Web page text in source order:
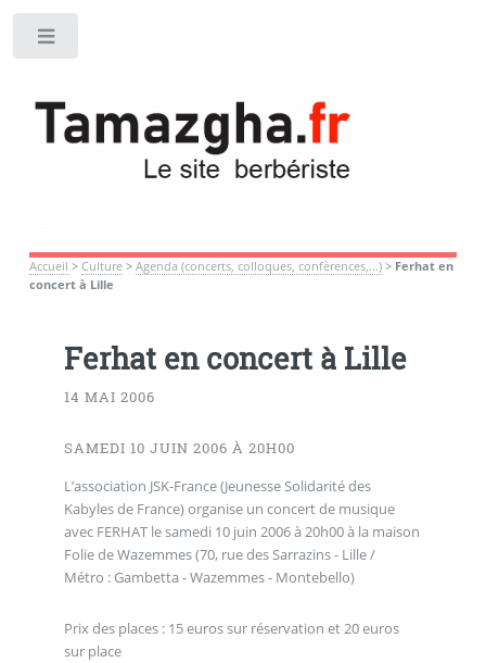
Accueil > Culture> Agenda (concerts, colloques, confèrences,...)> Ferhat en
concert à Lille
Ferhat en concert à Lille
14 MAI 2006
SAMEDI 10 JUIN 2006 À 20H00
L’association JSK-France (Jeunesse Solidarité des
Kabyles de France) organise un concert de musique
avec FERHAT le samedi 10 juin 2006 à 20h00 à la maison
Folie de Wazemmes (70, rue des Sarrazins - Lille /
Métro : Gambetta - Wazemmes - Montebello)
Prix des places : 15 euros sur réservation et 20 euros
sur place